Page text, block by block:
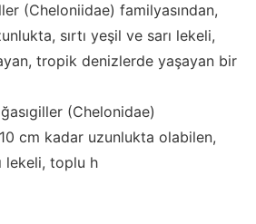
(Cheloniidae) familyasından,
sırtı yeşil ve sarı lekeli,
tropik denizlerde yaşayan bir
(Chelonidae)
cm kadar uzunlukta olabilen,
lekeli, toplu h